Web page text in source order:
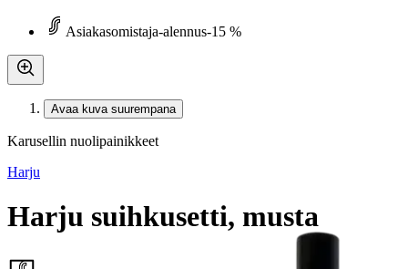
Asiakasomistaja-alennus-15 %
Avaa kuva suurempana
Karusellin nuolipainikkeet
Harju
Harju suihkusetti, musta